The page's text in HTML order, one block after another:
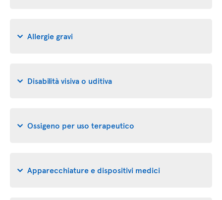
Allergie gravi
Disabilità visiva o uditiva
Ossigeno per uso terapeutico
Apparecchiature e dispositivi medici